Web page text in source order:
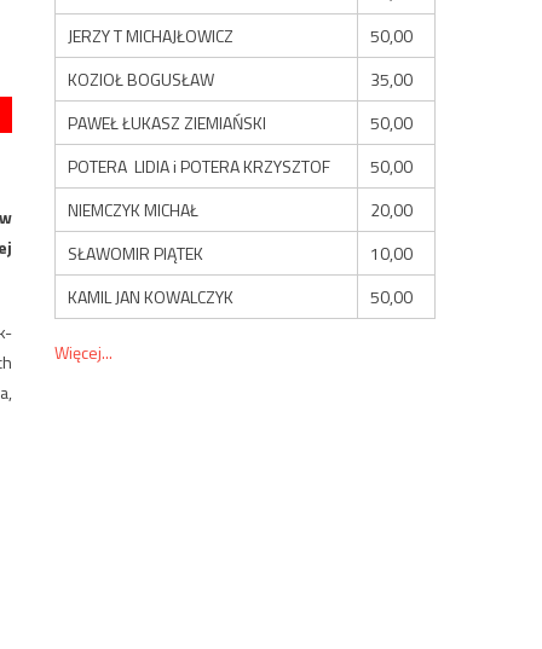
JERZY T MICHAJŁOWICZ
50,00
KOZIOŁ BOGUSŁAW
35,00
PAWEŁ ŁUKASZ ZIEMIAŃSKI
50,00
POTERA LIDIA i POTERA KRZYSZTOF
50,00
NIEMCZYK MICHAŁ
20,00
SŁAWOMIR PIĄTEK
10,00
KAMIL JAN KOWALCZYK
50,00
Więcej...